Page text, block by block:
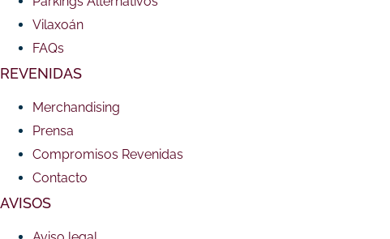
Vilaxoán
FAQs
REVENIDAS
Merchandising
Prensa
Compromisos Revenidas
Contacto
AVISOS